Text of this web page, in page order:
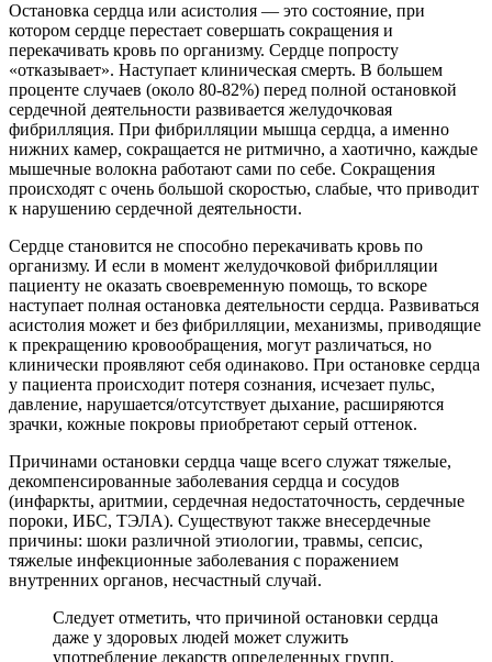
Остановка сердца или асистолия — это состояние, при
котором сердце перестает совершать сокращения и
перекачивать кровь по организму. Сердце попросту
«отказывает». Наступает клиническая смерть. В большем
проценте случаев (около 80-82%) перед полной остановкой
сердечной деятельности развивается желудочковая
фибрилляция. При фибрилляции мышца сердца, а именно
нижних камер, сокращается не ритмично, а хаотично, каждые
мышечные волокна работают сами по себе. Сокращения
происходят с очень большой скоростью, слабые, что приводит
к нарушению сердечной деятельности.
Сердце становится не способно перекачивать кровь по
организму. И если в момент желудочковой фибрилляции
пациенту не оказать своевременную помощь, то вскоре
наступает полная остановка деятельности сердца. Развиваться
асистолия может и без фибрилляции, механизмы, приводящие
к прекращению кровообращения, могут различаться, но
клинически проявляют себя одинаково. При остановке сердца
у пациента происходит потеря сознания, исчезает пульс,
давление, нарушается/отсутствует дыхание, расширяются
зрачки, кожные покровы приобретают серый оттенок.
Причинами остановки сердца чаще всего служат тяжелые,
декомпенсированные заболевания сердца и сосудов
(инфаркты, аритмии, сердечная недостаточность, сердечные
пороки, ИБС, ТЭЛА). Существуют также внесердечные
причины: шоки различной этиологии, травмы, сепсис,
тяжелые инфекционные заболевания с поражением
внутренних органов, несчастный случай.
Следует отметить, что причиной остановки сердца
даже у здоровых людей может служить
употребление лекарств определенных групп,